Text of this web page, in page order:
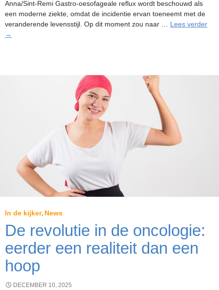
Anna/Sint-Remi Gastro-oesofageale reflux wordt beschouwd als
een moderne ziekte, omdat de incidentie ervan toeneemt met de
veranderende levensstijl. Op dit moment zou naar … Lees verder
Ste-
→
In de kijker, News
De revolutie in de oncologie:
eerder een realiteit dan een
hoop
DECEMBER 10, 2025